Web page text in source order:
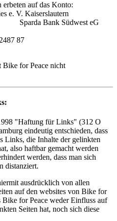
erbeten auf das Konto:
e. V. Kaiserslautern
Bank Südwest eG
87
Bike for Peace nicht
"Haftung für Links" (312 O
eindeutig entschieden, dass
Links, die Inhalte der gelinkten
also haftbar gemacht werden
werden, dass man sich
distanziert.
ausdrücklich von allen
auf den websites von Bike for
Bike for Peace weder Einfluss auf
Seiten hat, noch sich diese